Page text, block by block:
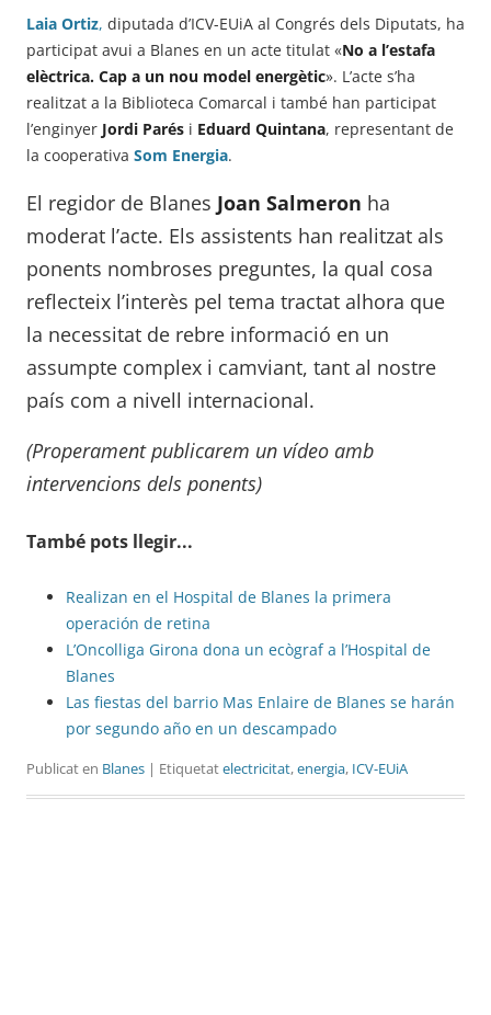
Laia Ortiz, diputada d’ICV-EUiA al Congrés dels Diputats, ha
participat avui a Blanes en un acte titulat «No a l’estafa
elèctrica. Cap a un nou model energètic». L’acte s’ha
realitzat a la Biblioteca Comarcal i també han participat
l’enginyer Jordi Parés i Eduard Quintana, representant de
la cooperativa Som Energia.
El regidor de Blanes Joan Salmeron ha
moderat l’acte. Els assistents han realitzat als
ponents nombroses preguntes, la qual cosa
reflecteix l’interès pel tema tractat alhora que
la necessitat de rebre informació en un
assumpte complex i camviant, tant al nostre
país com a nivell internacional.
(Properament publicarem un vídeo amb
intervencions dels ponents)
També pots llegir...
Realizan en el Hospital de Blanes la primera
operación de retina
L’Oncolliga Girona dona un ecògraf a l’Hospital de
Blanes
Las fiestas del barrio Mas Enlaire de Blanes se harán
por segundo año en un descampado
Publicat en Blanes | Etiquetatelectricitat,energia, ICV-EUiA